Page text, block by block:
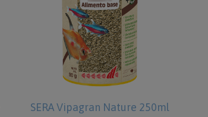
SERA Vipagran Nature 250ml